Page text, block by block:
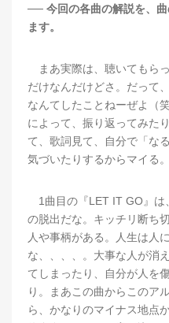
── 今回の各曲の解説を、
ます。
まあ実際は、聴いてもら
だけなんだけどさ。だって
なんてしたことねーぜよ（
によって、振り返ってみた
て、歌詞見て、自分で「な
気づいたりするからマイる。
1曲目の『LET IT GO』は
の脱出だな。キッチリ断ち
人や事柄がある。人生は人
な、、、、。大事な人が消
てしまったり、自分が人を
り。まあこの曲からこのア
ら、かなりのマイナス地点